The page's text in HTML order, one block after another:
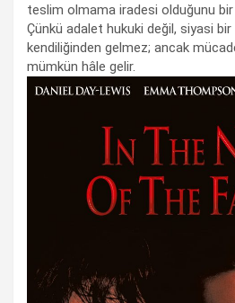
teslim olmama iradesi olduğunu
Çünkü adalet hukuki değil, siyasi
kendiliğinden gelmez; ancak
mümkün hâle gelir.